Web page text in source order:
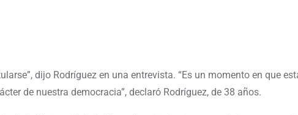
dijo Rodríguez en una entrevista. “Es un momento en que
de nuestra democracia”, declaró Rodríguez, de 38 años.